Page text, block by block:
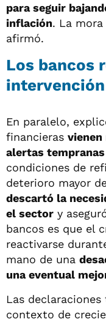
para seguir
inflación. La mora
afirmó.
Los bancos
En paralelo,
financieras vienen
alertas tempranas
condiciones de
deterioro mayor
descartó la
el sector y
bancos es que el
reactivarse
mano de una
una eventual
Las
contexto de